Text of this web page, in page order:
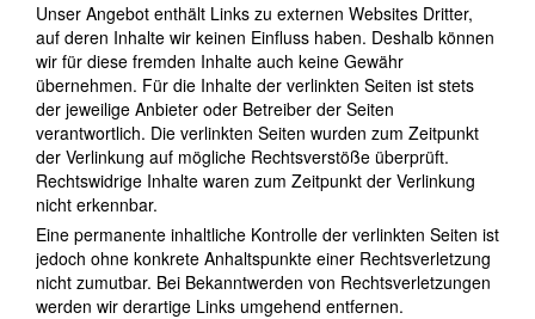
Unser Angebot enthält Links zu externen Websites Dritter,
auf deren Inhalte wir keinen Einfluss haben. Deshalb können
wir für diese fremden Inhalte auch keine Gewähr
übernehmen. Für die Inhalte der verlinkten Seiten ist stets
der jeweilige Anbieter oder Betreiber der Seiten
verantwortlich. Die verlinkten Seiten wurden zum Zeitpunkt
der Verlinkung auf mögliche Rechtsverstöße überprüft.
Rechtswidrige Inhalte waren zum Zeitpunkt der Verlinkung
nicht erkennbar.
Eine permanente inhaltliche Kontrolle der verlinkten Seiten ist
jedoch ohne konkrete Anhaltspunkte einer Rechtsverletzung
nicht zumutbar. Bei Bekanntwerden von Rechtsverletzungen
werden wir derartige Links umgehend entfernen.